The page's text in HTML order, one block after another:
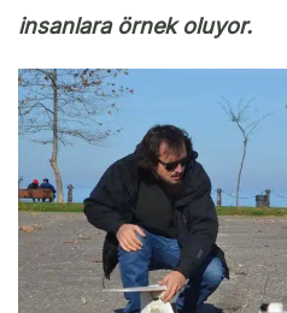
insanlara örnek oluyor.